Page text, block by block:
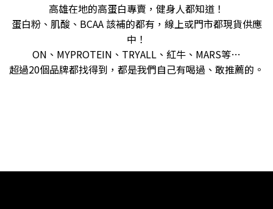
高雄在地的高蛋白專賣，健身人都知道！
蛋白粉、肌酸、BCAA 該補的都有，線上或門市都現貨供應
中！
ON、MYPROTEIN、TRYALL、紅牛、MARS等…
超過20個品牌都找得到，都是我們自己有喝過、敢推薦的。